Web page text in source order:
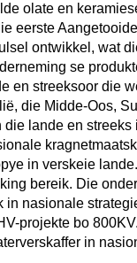
olate en
eerste
ontwikkel, wat
se
en streeksoor die
die Midde-Oos,
die lande en
in verskeie
bereik. Die
in nasionale
projekte bo
in